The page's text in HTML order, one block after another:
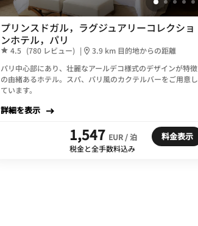
プリンスドガル，ラグジュアリーコレクショ
ンホテル，パリ
4.5 (780 レビュー) |
3.9 km 目的地からの距離
パリ中心部にあり、壮麗なアールデコ様式のデザインが特徴
の由緒あるホテル。スパ、パリ風のカクテルバーをご用意し
ています。
詳細を表示
1,547 EUR / 泊
税金と全手数料込み
料金表示